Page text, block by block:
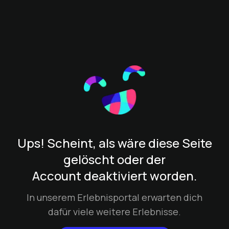
Ups! Scheint, als wäre diese Seite
gelöscht oder der
Account deaktiviert worden.
In unserem Erlebnisportal erwarten dich
dafür viele weitere Erlebnisse.